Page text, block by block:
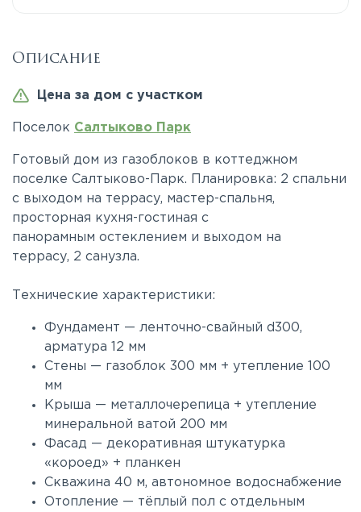
Описание
Цена за дом с участком
Поселок Салтыково Парк
Готовый дом из газоблоков в коттеджном
поселке Салтыково-Парк. Планировка: 2 спальни
с выходом на террасу, мастер-спальня,
просторная кухня-гостиная с
панорамным остеклением и выходом на
террасу, 2 санузла.
Технические характеристики:
Фундамент — ленточно-свайный d300,
арматура 12 мм
Стены — газоблок 300 мм + утепление 100
мм
Крыша — металлочерепица + утепление
минеральной ватой 200 мм
Фасад — декоративная штукатурка
«короед» + планкен
Скважина 40 м, автономное водоснабжение
Отопление — тёплый пол с отдельным